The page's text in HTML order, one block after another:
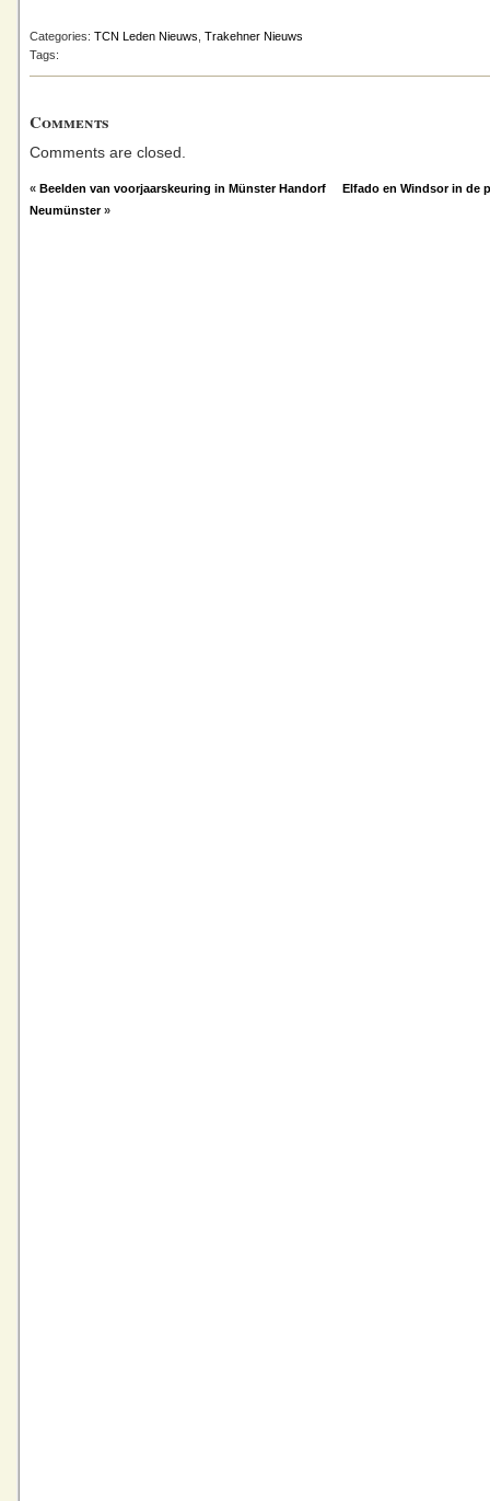
Categories: TCN Leden Nieuws Trakehner Nieuws
Tags:
Comments
Comments are closed.
« Beelden van voorjaarskeuring in Münster Handorf
Elfado en Windsor in de
Neumünster»